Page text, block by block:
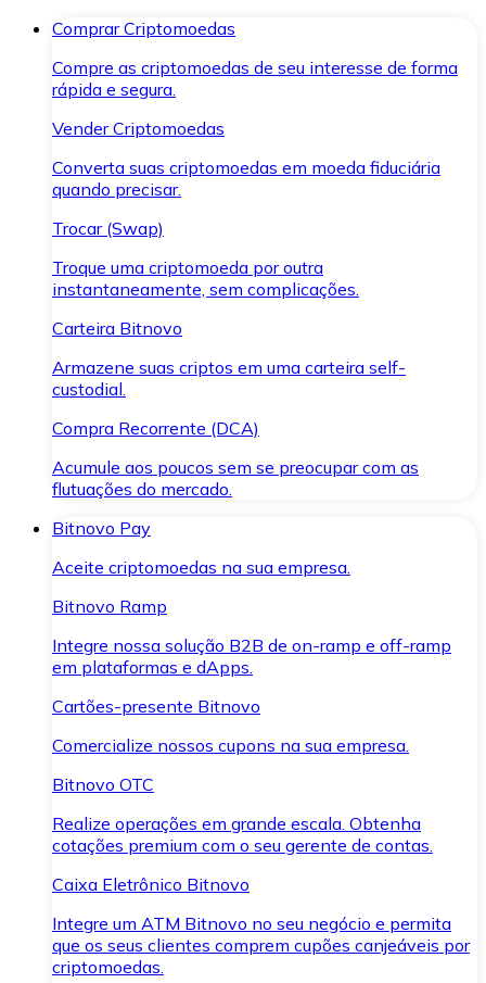
Comprar Criptomoedas
Compre as criptomoedas de seu interesse de forma
rápida e segura.
Vender Criptomoedas
Converta suas criptomoedas em moeda fiduciária
quando precisar.
Trocar (Swap)
Troque uma criptomoeda por outra
instantaneamente, sem complicações.
Carteira Bitnovo
Armazene suas criptos em uma carteira self-
custodial.
Compra Recorrente (DCA)
Acumule aos poucos sem se preocupar com as
flutuações do mercado.
Bitnovo Pay
Aceite criptomoedas na sua empresa.
Bitnovo Ramp
Integre nossa solução B2B de on-ramp e off-ramp
em plataformas e dApps.
Cartões-presente Bitnovo
Comercialize nossos cupons na sua empresa.
Bitnovo OTC
Realize operações em grande escala. Obtenha
cotações premium com o seu gerente de contas.
Caixa Eletrônico Bitnovo
Integre um ATM Bitnovo no seu negócio e permita
que os seus clientes comprem cupões canjeáveis por
criptomoedas.